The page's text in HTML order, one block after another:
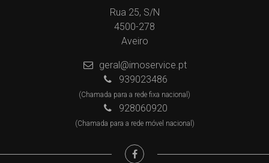
Rua 25, S/N
4500-278
Aveiro
geral@imoservice.pt
939023486
(Chamada para a rede fixa nacional)
928060920
(Chamada para a rede móvel nacional)